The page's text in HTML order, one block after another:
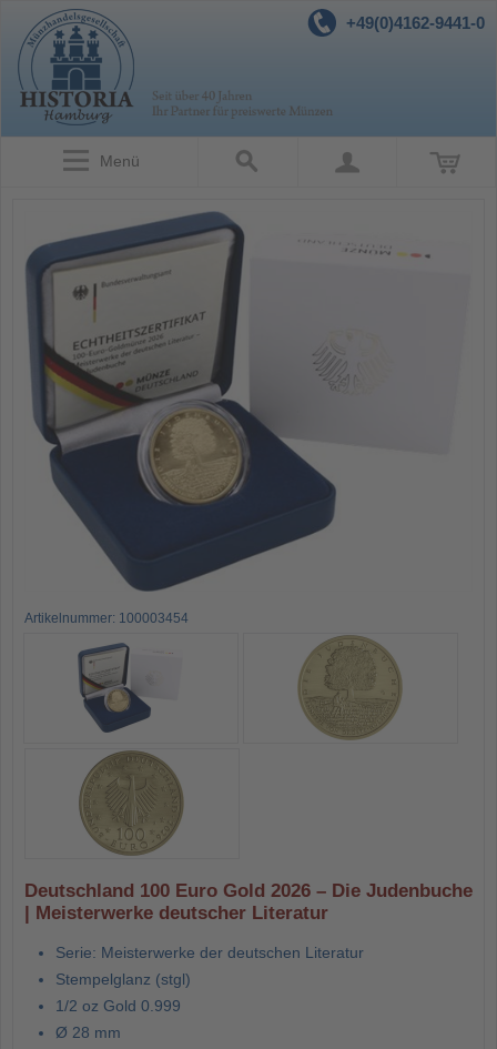
+49(0)4162-9441-0
Menü
Artikelnummer: 100003454
Deutschland 100 Euro Gold 2026 – Die Judenbuche
| Meisterwerke deutscher Literatur
Serie: Meisterwerke der deutschen Literatur
Stempelglanz (stgl)
1/2 oz Gold 0.999
Ø 28 mm